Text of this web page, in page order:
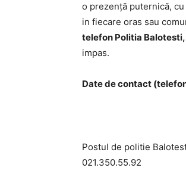
o prezență puternică,
in fiecare oras sau
telefon Politia
impas.
Date de contact
Postul de politie
021.350.55.92